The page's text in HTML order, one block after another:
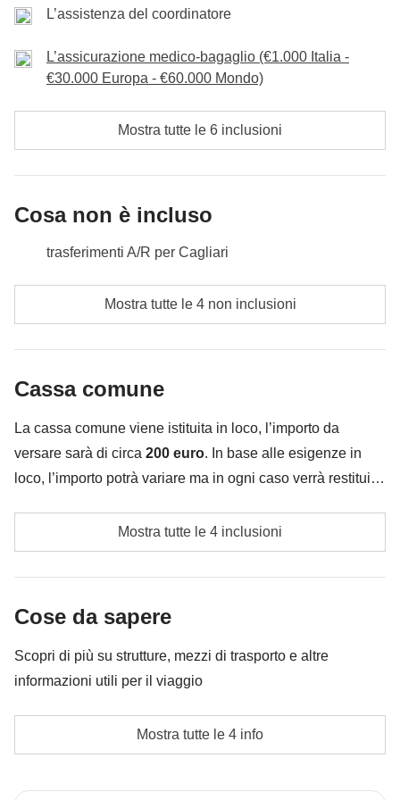
Cassa Comune:Benzina e attività
Cassa Comune:Benzina e attività
Non incluso:Cibo e bevande dei partecipanti.
L’assistenza del coordinatore
L’assicurazione medico-bagaglio (€1.000 Italia -
€30.000 Europa - €60.000 Mondo)
Mostra tutte le 6 inclusioni
Cosa non è incluso
trasferimenti A/R per Cagliari
pasti e bevande dove non indicato
infilare nello zaino :)
Tutto ciò che non è menzionato nella sezione "Cosa
Mostra tutte le 4 non inclusioni
Cassa comune
La cassa comune viene istituita in loco, l’importo da
versare sarà di circa 200 euro. In base alle esigenze in
loco, l’importo potrà variare ma in ogni caso verrà restituita
Carburante ed eventuali pedaggi
concordato di fare e la relativa quota parte del
coordinatore. Le attività pagate con la Cassa Comune
sono svolte da fornitori locali terzi e valgono le loro
condizioni; WeRoad non interviene nella gestione né
Mostra tutte le 4 inclusioni
Cose da sapere
Scopri di più su strutture, mezzi di trasporto e altre
informazioni utili per il viaggio
Mostra tutte le 4 info